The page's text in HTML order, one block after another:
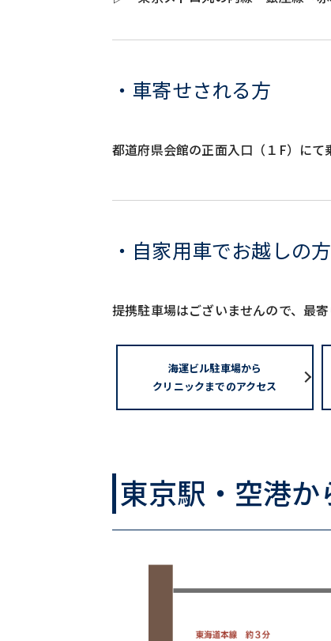
・車寄せされる方
都道府県会館の正面入口（１F）にて
・自家用車でお越しの方
提携駐車場はございませんので、最
海運ビル駐車場から
クリニックまでのアクセス
東京駅・空港